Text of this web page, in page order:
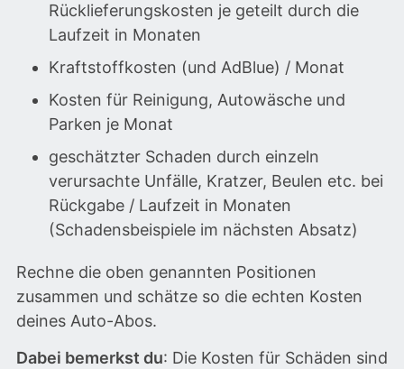
Rücklieferungskosten je geteilt durch die
Laufzeit in Monaten
Kraftstoffkosten (und AdBlue) / Monat
Kosten für Reinigung, Autowäsche und
Parken je Monat
geschätzter Schaden durch einzeln
verursachte Unfälle, Kratzer, Beulen etc. bei
Rückgabe / Laufzeit in Monaten
(Schadensbeispiele im nächsten Absatz)
Rechne die oben genannten Positionen
zusammen und schätze so die echten Kosten
deines Auto-Abos.
Dabei bemerkst du: Die Kosten für Schäden sind